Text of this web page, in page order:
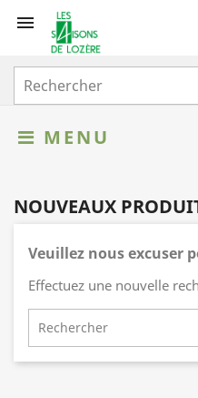

MENU
NOUVEAUX
Veuillez nous excuser
Effectuez une nouvelle